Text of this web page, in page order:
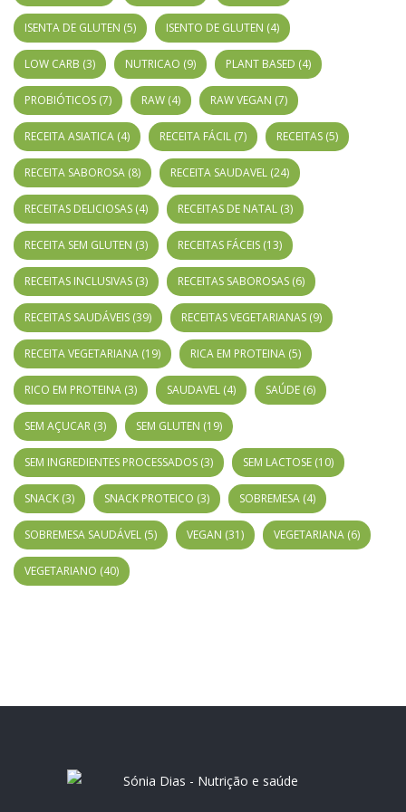
ISENTA DE GLUTEN (5) ISENTO DE GLUTEN (4)
LOW CARB (3) NUTRICAO (9) PLANT BASED (4)
PROBIÓTICOS (7) RAW (4) RAW VEGAN (7)
RECEITA ASIATICA (4) RECEITA FÁCIL (7) RECEITAS (5)
RECEITA SABOROSA (8) RECEITA SAUDAVEL (24)
RECEITAS DELICIOSAS (4) RECEITAS DE NATAL (3)
RECEITA SEM GLUTEN (3) RECEITAS FÁCEIS (13)
RECEITAS INCLUSIVAS (3) RECEITAS SABOROSAS (6)
RECEITAS SAUDÁVEIS (39) RECEITAS VEGETARIANAS (9)
RECEITA VEGETARIANA (19) RICA EM PROTEINA (5)
RICO EM PROTEINA (3) SAUDAVEL (4) SAÚDE (6)
SEM AÇUCAR (3) SEM GLUTEN (19)
SEM INGREDIENTES PROCESSADOS (3) SEM LACTOSE (10)
SNACK (3) SNACK PROTEICO (3) SOBREMESA (4)
SOBREMESA SAUDÁVEL (5) VEGAN (31) VEGETARIANA (6)
VEGETARIANO (40)